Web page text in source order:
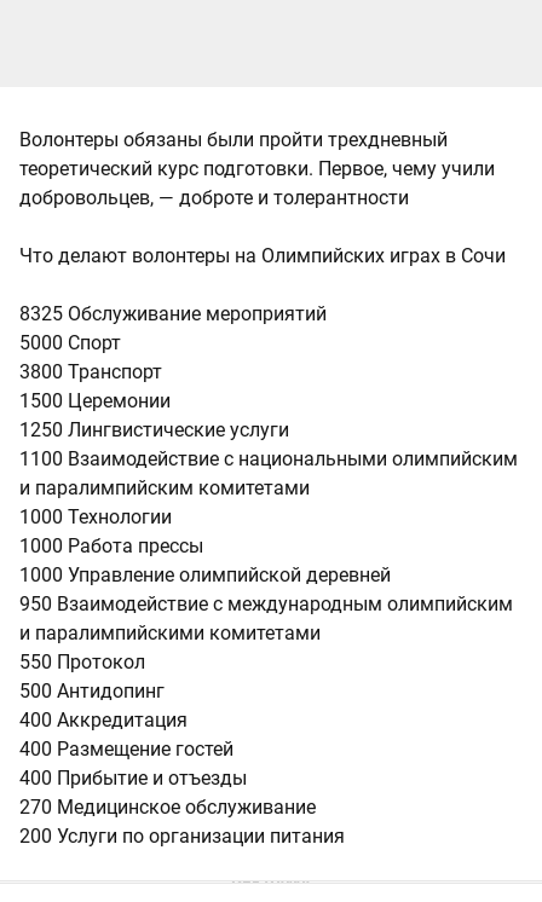
Волонтеры обязаны были пройти трехдневный
теоретический курс подготовки. Первое, чему учили
добровольцев, — доброте и толерантности
Что делают волонтеры на Олимпийских играх в Сочи
8325 Обслуживание мероприятий
5000 Спорт
3800 Транспорт
1500 Церемонии
1250 Лингвистические услуги
1100 Взаимодействие с национальными олимпийским
и паралимпийским комитетами
1000 Технологии
1000 Работа прессы
1000 Управление олимпийской деревней
950 Взаимодействие с международным олимпийским
и паралимпийскими комитетами
550 Протокол
500 Антидопинг
400 Аккредитация
400 Размещение гостей
400 Прибытие и отъезды
270 Медицинское обслуживание
200 Услуги по организации питания